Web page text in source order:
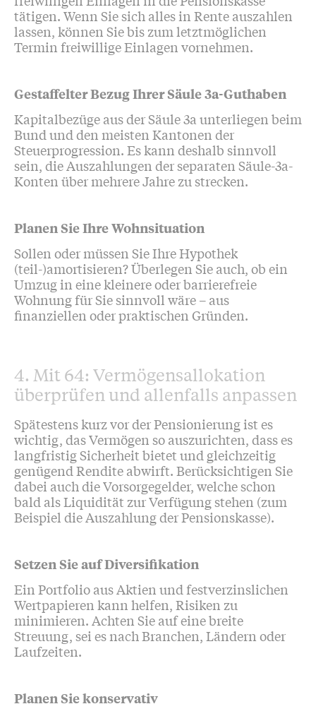
tätigen. Wenn Sie sich alles in Rente auszahlen
lassen, können Sie bis zum letztmöglichen
Termin freiwillige Einlagen vornehmen.
Gestaffelter Bezug Ihrer Säule 3a-Guthaben
Kapitalbezüge aus der Säule 3a unterliegen beim
Bund und den meisten Kantonen der
Steuerprogression. Es kann deshalb sinnvoll
sein, die Auszahlungen der separaten Säule-3a-
Konten über mehrere Jahre zu strecken.
Planen Sie Ihre Wohnsituation
Sollen oder müssen Sie Ihre Hypothek
(teil-)amortisieren? Überlegen Sie auch, ob ein
Umzug in eine kleinere oder barrierefreie
Wohnung für Sie sinnvoll wäre – aus
finanziellen oder praktischen Gründen.
4. Mit 64: Vermögensallokation
überprüfen und allenfalls anpassen
Spätestens kurz vor der Pensionierung ist es
wichtig, das Vermögen so auszurichten, dass es
langfristig Sicherheit bietet und gleichzeitig
genügend Rendite abwirft. Berücksichtigen Sie
dabei auch die Vorsorgegelder, welche schon
bald als Liquidität zur Verfügung stehen (zum
Beispiel die Auszahlung der Pensionskasse).
Setzen Sie auf Diversifikation
Ein Portfolio aus Aktien und festverzinslichen
Wertpapieren kann helfen, Risiken zu
minimieren. Achten Sie auf eine breite
Streuung, sei es nach Branchen, Ländern oder
Laufzeiten.
Planen Sie konservativ